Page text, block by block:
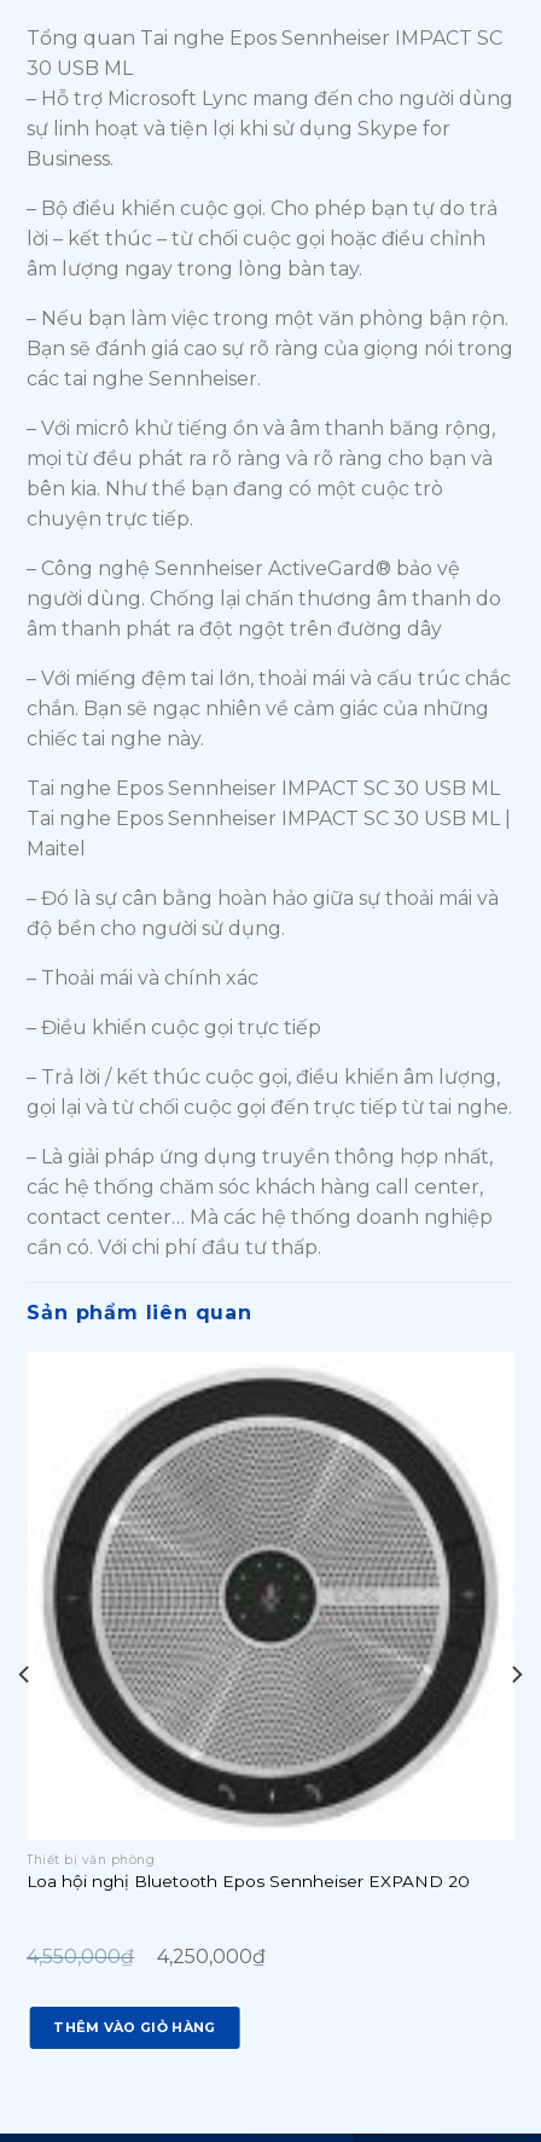
Tổng quan Tai nghe Epos Sennheiser IMPACT SC
30 USB ML
– Hỗ trợ Microsoft Lync mang đến cho người dùng
sự linh hoạt và tiện lợi khi sử dụng Skype for
Business.
– Bộ điều khiển cuộc gọi. Cho phép bạn tự do trả
lời – kết thúc – từ chối cuộc gọi hoặc điều chỉnh
âm lượng ngay trong lòng bàn tay.
– Nếu bạn làm việc trong một văn phòng bận rộn.
Bạn sẽ đánh giá cao sự rõ ràng của giọng nói trong
các tai nghe Sennheiser.
– Với micrô khử tiếng ồn và âm thanh băng rộng,
mọi từ đều phát ra rõ ràng và rõ ràng cho bạn và
bên kia. Như thể bạn đang có một cuộc trò
chuyện trực tiếp.
– Công nghệ Sennheiser ActiveGard® bảo vệ
người dùng. Chống lại chấn thương âm thanh do
âm thanh phát ra đột ngột trên đường dây
– Với miếng đệm tai lớn, thoải mái và cấu trúc chắc
chắn. Bạn sẽ ngạc nhiên về cảm giác của những
chiếc tai nghe này.
Tai nghe Epos Sennheiser IMPACT SC 30 USB ML
Tai nghe Epos Sennheiser IMPACT SC 30 USB ML |
Maitel
– Đó là sự cân bằng hoàn hảo giữa sự thoải mái và
độ bền cho người sử dụng.
– Thoải mái và chính xác
– Điều khiển cuộc gọi trực tiếp
– Trả lời / kết thúc cuộc gọi, điều khiển âm lượng,
gọi lại và từ chối cuộc gọi đến trực tiếp từ tai nghe.
– Là giải pháp ứng dụng truyền thông hợp nhất,
các hệ thống chăm sóc khách hàng call center,
contact center… Mà các hệ thống doanh nghiệp
cần có. Với chi phí đầu tư thấp.
Sản phẩm liên quan
Thiết bị văn phòng
Loa hội nghị Bluetooth Epos Sennheiser EXPAND 20
4,550,000₫
was:
4,250,000₫is:
THÊM VÀO GIỎ HÀNG